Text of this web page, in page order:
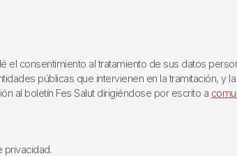
consentimiento al tratamiento de sus datos
públicas que intervienen en la tramitación,
al boletín Fes Salut dirigiéndose por escrito a
privacidad.